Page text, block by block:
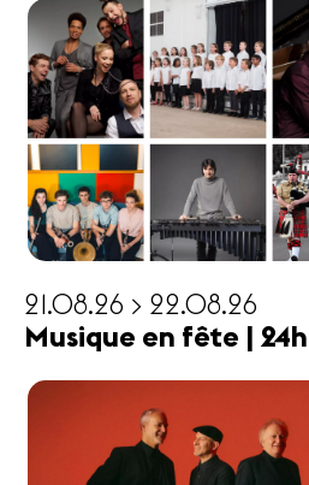
21.08.26 > 22.08.26
Musique en fête |